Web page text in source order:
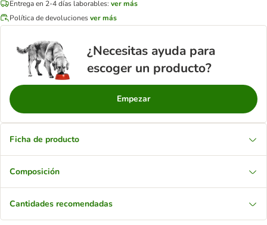
Entrega en 2-4 días laborables: ver más
Política de devolucionesver más
¿Necesitas ayuda para
escoger un producto?
Empezar
Ficha de producto
Composición
Cantidades recomendadas